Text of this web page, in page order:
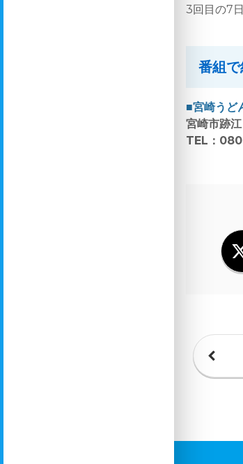
3回目の7
番組
■宮崎うど
宮崎市跡江
TEL：